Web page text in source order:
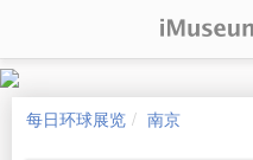
每日环球展览 南京